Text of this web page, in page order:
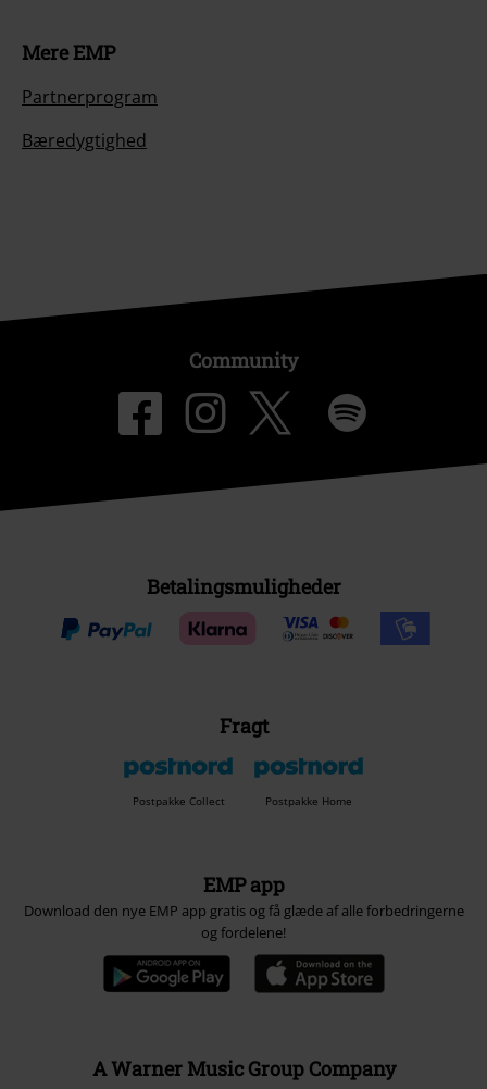
Mere EMP
Partnerprogram
Bæredygtighed
Community
Betalingsmuligheder
Fragt
Postpakke Collect Postpakke Home
EMP app
Download den nye EMP app gratis og få glæde af alle forbedringerne
og fordelene!
A Warner Music Group Company